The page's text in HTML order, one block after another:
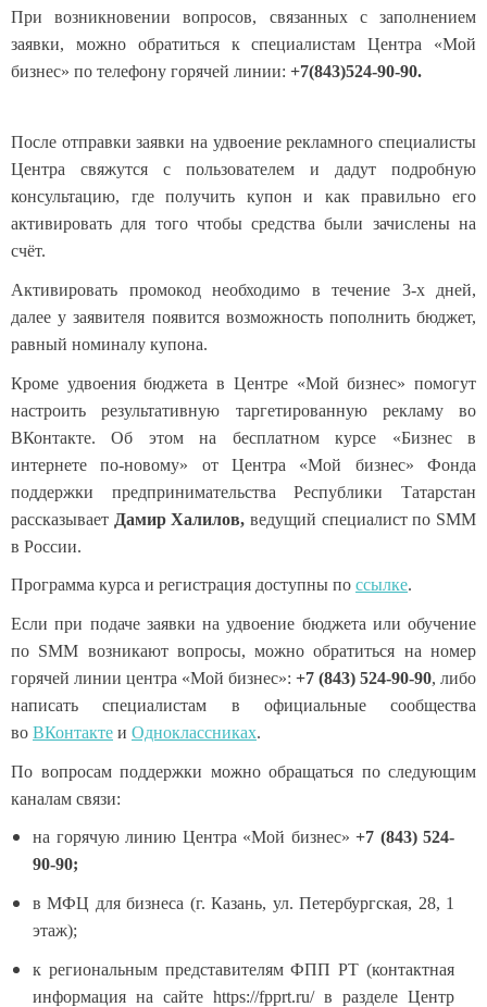
При возникновении вопросов, связанных с заполнением
заявки, можно обратиться к специалистам Центра «Мой
бизнес» по телефону горячей линии: +7(843)524-90-90.
После отправки заявки на удвоение рекламного специалисты
Центра свяжутся с пользователем и дадут подробную
консультацию, где получить купон и как правильно его
активировать для того чтобы средства были зачислены на
счёт.
Активировать промокод необходимо в течение 3-х дней,
далее у заявителя появится возможность пополнить бюджет,
равный номиналу купона.
Кроме удвоения бюджета в Центре «Мой бизнес» помогут
настроить результативную таргетированную рекламу во
ВКонтакте. Об этом на бесплатном курсе «Бизнес в
интернете по-новому» от Центра «Мой бизнес» Фонда
поддержки предпринимательства Республики Татарстан
рассказывает Дамир Халилов, ведущий специалист по SMM
в России.
Программа курса и регистрация доступны по ссылке.
Если при подаче заявки на удвоение бюджета или обучение
по SMM возникают вопросы, можно обратиться на номер
горячей линии центра «Мой бизнес»: +7 (843) 524-90-90, либо
написать специалистам в официальные сообщества
во ВКонтакте и Одноклассниках.
По вопросам поддержки можно обращаться по следующим
каналам связи:
на горячую линию Центра «Мой бизнес» +7 (843) 524-
90-90;
в МФЦ для бизнеса (г. Казань, ул. Петербургская, 28, 1
этаж);
к региональным представителям ФПП РТ (контактная
информация на сайте https://fpprt.ru/ в разделе Центр